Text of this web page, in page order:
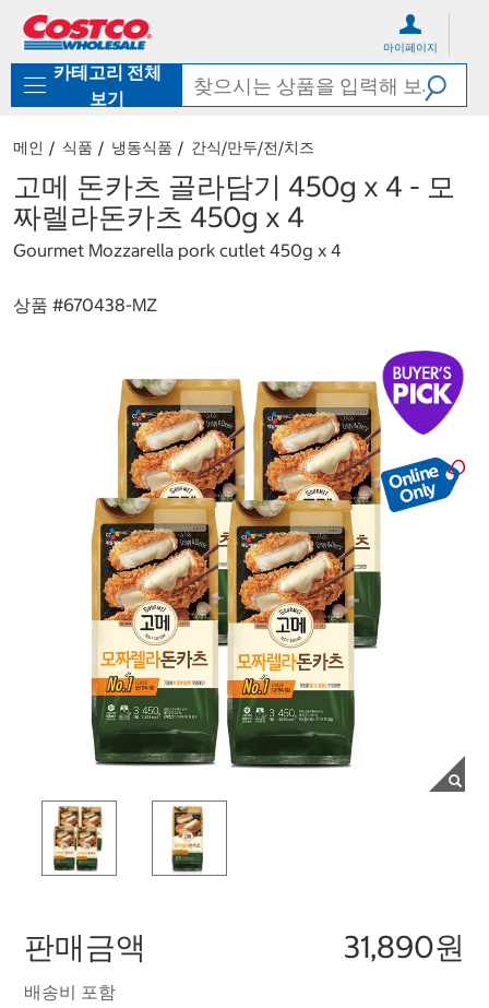
로
기
가
마이페이지
카테고리 전체
보기
메인 식품 냉동식품 간식/만두/전/치즈
고메 돈카츠 골라담기 450g x 4 - 모
짜렐라돈카츠 450g x 4
Gourmet Mozzarella pork cutlet 450g x 4
상품 #670438-MZ
판매금액 31,890원
배송비 포함